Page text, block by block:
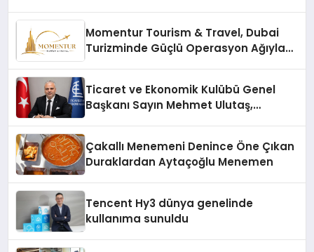
Momentur Tourism & Travel, Dubai
Turizminde Güçlü Operasyon Ağıyla
Ticaret ve Ekonomik Kulübü Genel
Başkanı Sayın Mehmet Ulutaş,
Çakallı Menemeni Denince Öne Çıkan
Duraklardan Aytaçoğlu Menemen
Tencent Hy3 dünya genelinde
kullanıma sunuldu